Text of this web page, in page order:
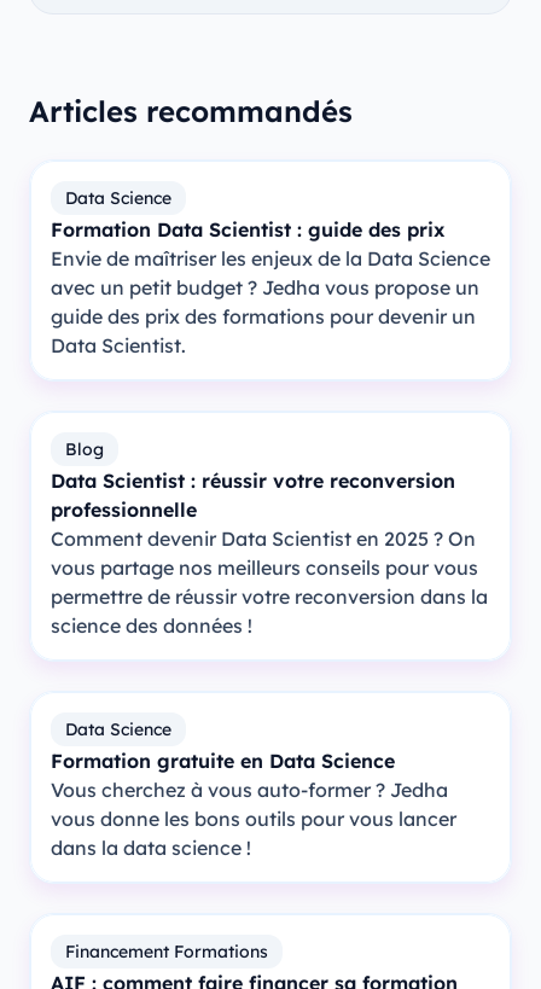
Articles recommandés
Data Science
Formation Data Scientist : guide des prix
Envie de maîtriser les enjeux de la Data Science
avec un petit budget ? Jedha vous propose un
guide des prix des formations pour devenir un
Data Scientist.
Blog
Data Scientist : réussir votre reconversion
professionnelle
Comment devenir Data Scientist en 2025 ? On
vous partage nos meilleurs conseils pour vous
permettre de réussir votre reconversion dans la
science des données !
Data Science
Formation gratuite en Data Science
Vous cherchez à vous auto-former ? Jedha
vous donne les bons outils pour vous lancer
dans la data science !
Financement Formations
AIF : comment faire financer sa formation